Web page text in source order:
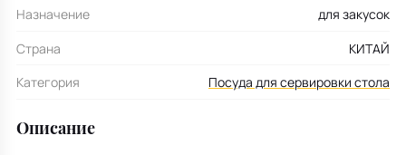
Назначение
для закусок
Страна
КИТАЙ
Категория
Посуда для сервировки стола
Описание